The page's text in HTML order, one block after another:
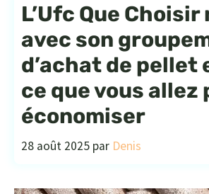
L’Ufc Que
avec son
d’achat de pellet
ce que vous allez
économiser
28 août 2025 par Denis